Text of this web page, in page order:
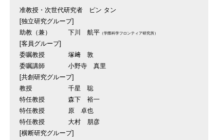
准教授・次世代研究者
ピン タン
[独立研究グループ]
助教（兼）
下川 航平 （学際科学フロンティア研究所）
[客員グループ]
委嘱教授
塚﨑 敦
委嘱講師
小野寺 真里
[共創研究グループ]
教授
千星 聡
特任教授
森下 裕一
特任教授
原 卓也
特任教授
大村 朋彦
[横断研究グループ]